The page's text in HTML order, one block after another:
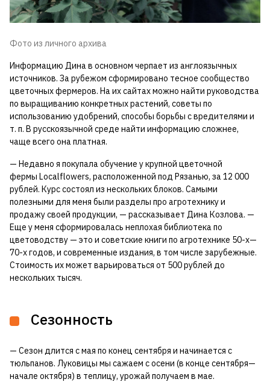
Фото из личного архива
Информацию Дина в основном черпает из англоязычных
источников. За рубежом сформировано тесное сообщество
цветочных фермеров. На их сайтах можно найти руководства
по выращиванию конкретных растений, советы по
использованию удобрений, способы борьбы с вредителями и
т. п. В русскоязычной среде найти информацию сложнее,
чаще всего она платная.
— Недавно я покупала обучение у крупной цветочной
фермы Localflowers, расположенной под Рязанью, за 12 000
рублей. Курс состоял из нескольких блоков. Самыми
полезными для меня были разделы про агротехнику и
продажу своей продукции, — рассказывает Дина Козлова. —
Еще у меня сформировалась неплохая библиотека по
цветоводству — это и советские книги по агротехнике 50-х—
70-х годов, и современные издания, в том числе зарубежные.
Стоимость их может варьироваться от 500 рублей до
нескольких тысяч.
Сезонность
— Сезон длится с мая по конец сентября и начинается с
тюльпанов. Луковицы мы сажаем с осени (в конце сентября—
начале октября) в теплицу, урожай получаем в мае.